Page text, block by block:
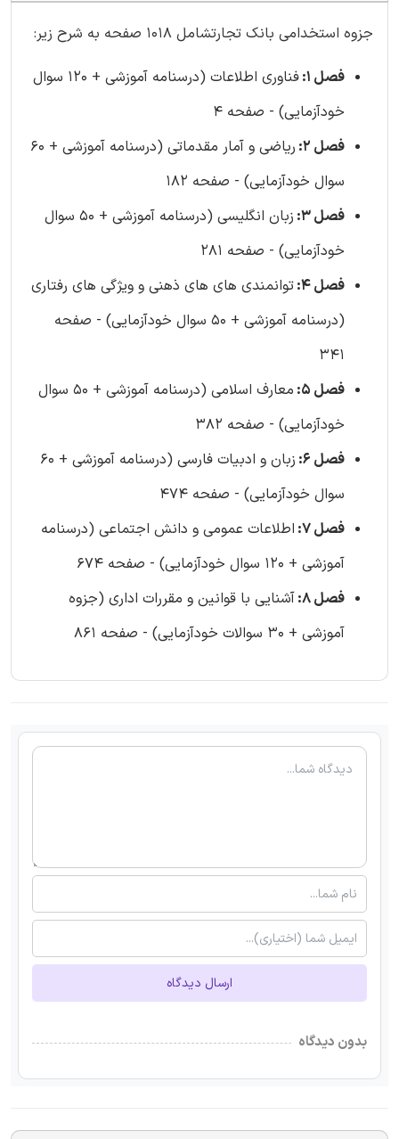
جزوه استخدامی بانک تجارتشامل 1018 صفحه به شرح زیر:
فصل 1:
فناوری اطلاعات (درسنامه آموزشی + 120 سوال
خودآزمایی) - صفحه 4
فصل 2:
ریاضی و آمار مقدماتی (درسنامه آموزشی + 60
سوال خودآزمایی) - صفحه 182
فصل 3:
زبان انگلیسی (درسنامه آموزشی + 50 سوال
خودآزمایی) - صفحه 281
فصل 4:
توانمندی های های ذهنی و ویژگی های رفتاری
(درسنامه آموزشی + 50 سوال خودآزمایی) - صفحه
341
فصل 5:
معارف اسلامی (درسنامه آموزشی + 50 سوال
خودآزمایی) - صفحه 382
فصل 6:
زبان و ادبیات فارسی (درسنامه آموزشی + 60
سوال خودآزمایی) - صفحه 474
فصل 7:
اطلاعات عمومی و دانش اجتماعی (درسنامه
آموزشی + 120 سوال خودآزمایی) - صفحه 674
فصل 8:
آشنایی با قوانین و مقررات اداری (جزوه
آموزشی + 30 سوالات خودآزمایی) - صفحه 861
ارسال دیدگاه
بدون دیدگاه